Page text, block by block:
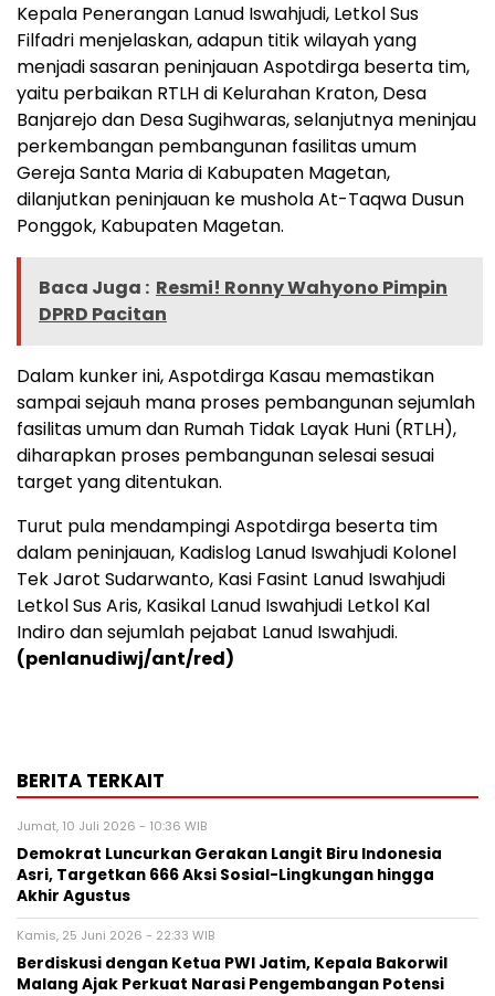
Kepala Penerangan Lanud Iswahjudi, Letkol Sus
Filfadri menjelaskan, adapun titik wilayah yang
menjadi sasaran peninjauan Aspotdirga beserta tim,
yaitu perbaikan RTLH di Kelurahan Kraton, Desa
Banjarejo dan Desa Sugihwaras, selanjutnya meninjau
perkembangan pembangunan fasilitas umum
Gereja Santa Maria di Kabupaten Magetan,
dilanjutkan peninjauan ke mushola At-Taqwa Dusun
Ponggok, Kabupaten Magetan.
Baca Juga : Resmi! Ronny Wahyono Pimpin
DPRD Pacitan
Dalam kunker ini, Aspotdirga Kasau memastikan
sampai sejauh mana proses pembangunan sejumlah
fasilitas umum dan Rumah Tidak Layak Huni (RTLH),
diharapkan proses pembangunan selesai sesuai
target yang ditentukan.
Turut pula mendampingi Aspotdirga beserta tim
dalam peninjauan, Kadislog Lanud Iswahjudi Kolonel
Tek Jarot Sudarwanto, Kasi Fasint Lanud Iswahjudi
Letkol Sus Aris, Kasikal Lanud Iswahjudi Letkol Kal
Indiro dan sejumlah pejabat Lanud Iswahjudi.
(penlanudiwj/ant/red)
BERITA TERKAIT
Jumat, 10 Juli 2026 - 10:36 WIB
Demokrat Luncurkan Gerakan Langit Biru Indonesia
Asri, Targetkan 666 Aksi Sosial-Lingkungan hingga
Akhir Agustus
Kamis, 25 Juni 2026 - 22:33 WIB
Berdiskusi dengan Ketua PWI Jatim, Kepala Bakorwil
Malang Ajak Perkuat Narasi Pengembangan Potensi